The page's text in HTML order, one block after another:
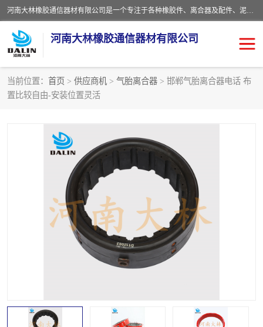
河南大林橡胶通信器材有限公司是一个专注于各种橡胶件、离合器及配件、泥浆泵及配件等产品设计制造和加工的企业。产品应用于矿山、冶金、石油、钢铁、化工、水泥、船舶、造纸、通用机械等各种大功率机械传动或制动装置。
河南大林橡胶通信器材有限公司
当前位置： 首页 > 供应商机 > 气胎离合器 > 邯郸气胎离合器电话 布
置比较自由-安装位置灵活
推盘离合器
VC离合器
气胎离合器
泥浆泵空气包胶囊 气动元件
DY隔膜式离合器 CB离合器
实芯轮胎